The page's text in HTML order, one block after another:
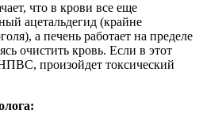
что в крови все еще
ацетальдегид (крайне
а печень работает на пределе
очистить кровь. Если в этот
произойдет токсический